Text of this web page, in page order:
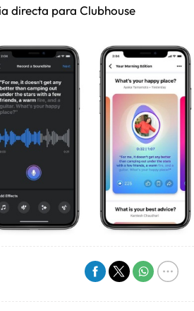
directa para Clubhouse